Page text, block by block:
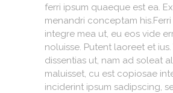
ferri ipsum quaeque est ea.
menandri conceptam
integre mea ut, eu eos vide
noluisse. Putent laoreet et
dissentias ut, nam ad soleat
maluisset, cu est copiosae
inciderint ipsum sadipscing,